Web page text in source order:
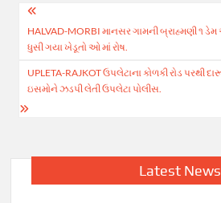
Post
navigation
HALVAD-MORBI માનસર ગામની બ્રાહ્મણી ૧
ધુસી ગયા ખેડૂતો ઓ માં રોષ.
UPLETA-RAJKOT ઉપલેટાના કોળકી રોડ પરથી
ઇસમોને ઝડપી લેતી ઉપલેટા પોલીસ.
Latest News